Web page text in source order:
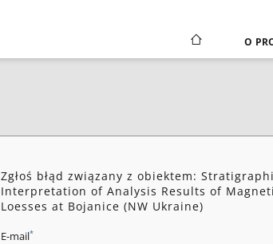
O
Zgłoś błąd związany z obiektem:
Interpretation of Analysis Results of
Loesses at Bojanice (NW Ukraine)
E-mail*